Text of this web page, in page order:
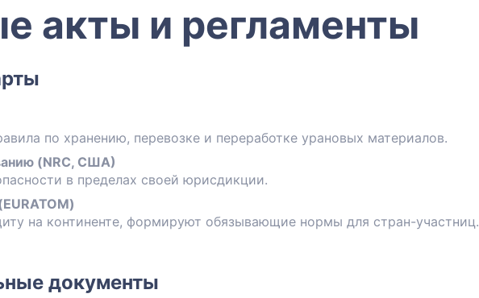
акты и регламенты
по хранению, перевозке и переработке урановых материалов.
(NRC, США)
в пределах своей юрисдикции.
на континенте, формируют обязывающие нормы для стран-участниц.
документы